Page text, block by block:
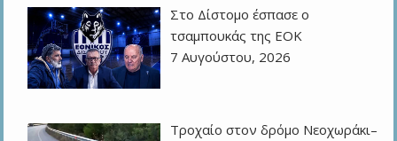
Στο Δίστομο έσπασε ο
τσαμπουκάς της ΕΟΚ
7 Αυγούστου, 2026
Τροχαίο στον δρόμο Νεοχωράκι–